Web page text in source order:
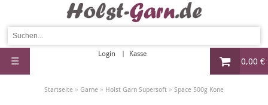
0,00 €
Login Kasse
☰
Startseite » Garne » Holst Garn Supersoft » Space 500g Kone